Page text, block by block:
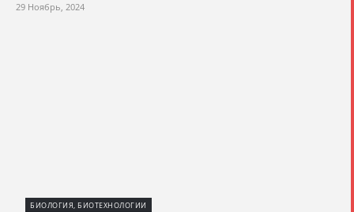
29 Ноябрь, 2024
БИОЛОГИЯ, БИОТЕХНОЛОГИИ